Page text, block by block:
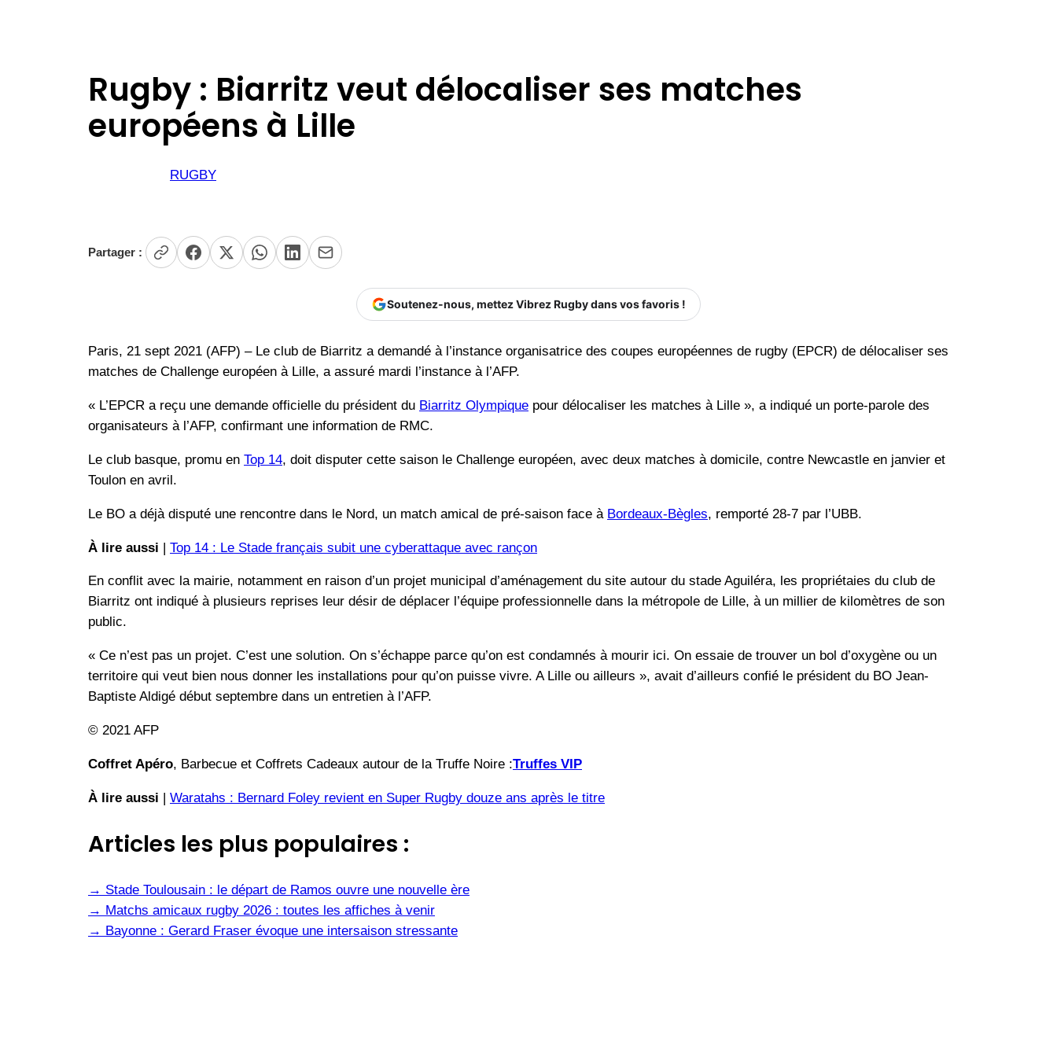
Rugby : Biarritz veut délocaliser ses matches
européens à Lille
RUGBY
Partager :
Soutenez-nous, mettez Vibrez Rugby dans vos favoris !
Paris, 21 sept 2021 (AFP) – Le club de Biarritz a demandé à l’instance organisatrice des coupes européennes de rugby (EPCR) de délocaliser ses
matches de Challenge européen à Lille, a assuré mardi l’instance à l’AFP.
« L’EPCR a reçu une demande officielle du président du Biarritz Olympique pour délocaliser les matches à Lille », a indiqué un porte-parole des
organisateurs à l’AFP, confirmant une information de RMC.
Le club basque, promu en Top 14, doit disputer cette saison le Challenge européen, avec deux matches à domicile, contre Newcastle en janvier et
Toulon en avril.
Le BO a déjà disputé une rencontre dans le Nord, un match amical de pré-saison face à Bordeaux-Bègles, remporté 28-7 par l’UBB.
À lire aussi | Top 14 : Le Stade français subit une cyberattaque avec rançon
En conflit avec la mairie, notamment en raison d’un projet municipal d’aménagement du site autour du stade Aguiléra, les propriétaies du club de
Biarritz ont indiqué à plusieurs reprises leur désir de déplacer l’équipe professionnelle dans la métropole de Lille, à un millier de kilomètres de son
public.
« Ce n’est pas un projet. C’est une solution. On s’échappe parce qu’on est condamnés à mourir ici. On essaie de trouver un bol d’oxygène ou un
territoire qui veut bien nous donner les installations pour qu’on puisse vivre. A Lille ou ailleurs », avait d’ailleurs confié le président du BO Jean-
Baptiste Aldigé début septembre dans un entretien à l’AFP.
© 2021 AFP
Coffret Apéro, Barbecue et Coffrets Cadeaux autour de la Truffe Noire :Truffes VIP
À lire aussi | Waratahs : Bernard Foley revient en Super Rugby douze ans après le titre
Articles les plus populaires :
→ Stade Toulousain : le départ de Ramos ouvre une nouvelle ère
→ Matchs amicaux rugby 2026 : toutes les affiches à venir
→ Bayonne : Gerard Fraser évoque une intersaison stressante